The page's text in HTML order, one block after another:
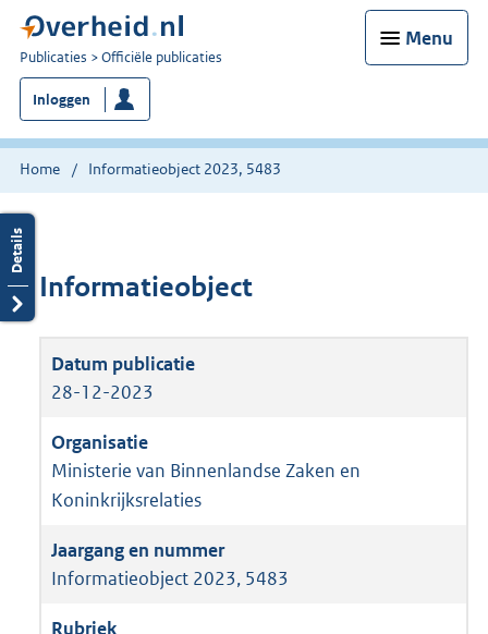
Menu
U
bent
nu
hier:
Publicaties Officiële publicaties
Inloggen
Home Informatieobject 2023, 5483
Informatieobject
28-12-2023
Ministerie van Binnenlandse Zaken en
Koninkrijksrelaties
Informatieobject 2023, 5483